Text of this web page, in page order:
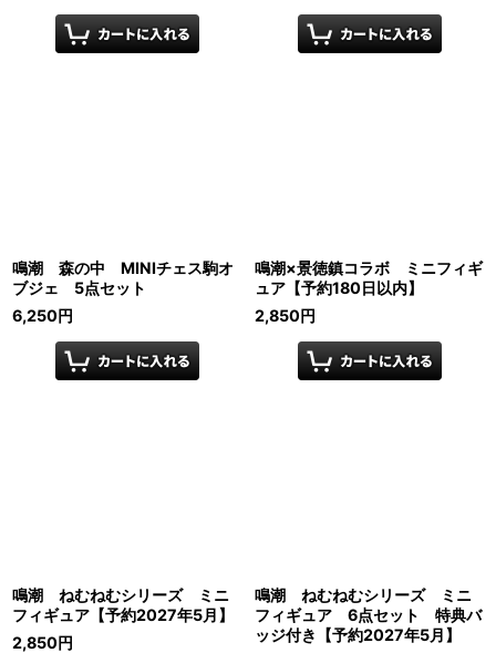
鳴潮 森の中 MINIチェス駒オ
ブジェ 5点セット
6,250円
鳴潮×景徳鎮コラボ ミニフィギ
ュア【予約180日以内】
2,850円
鳴潮 ねむねむシリーズ ミニ
フィギュア【予約2027年5月】
2,850円
鳴潮 ねむねむシリーズ ミニ
フィギュア 6点セット 特典バ
ッジ付き【予約2027年5月】